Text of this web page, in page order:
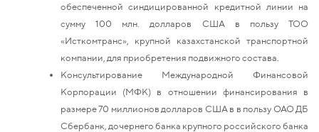
обеспеченной синдицированной кредитной линии на
сумму 100 млн. долларов США в пользу ТОО
«Исткомтранс», крупной казахстанской транспортной
компании, для приобретения подвижного состава.
Консультирование Международной Финансовой
Корпорации (МФК) в отношении финансирования в
размере 70 миллионов долларов США в в пользу ОАО ДБ
Сбербанк, дочернего банка крупного российского банка